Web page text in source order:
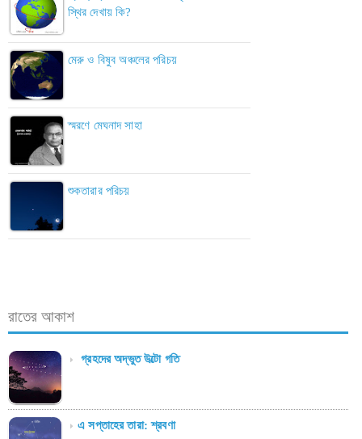
স্থির দেখায় কি?
মেরু ও বিষুব অঞ্চলের পরিচয়
স্মরণে মেঘনাদ সাহা
শুকতারার পরিচয়
রাতের আকাশ
গ্রহদের অদ্ভুত উল্টো গতি
এ সপ্তাহের তারা: শ্রবণা